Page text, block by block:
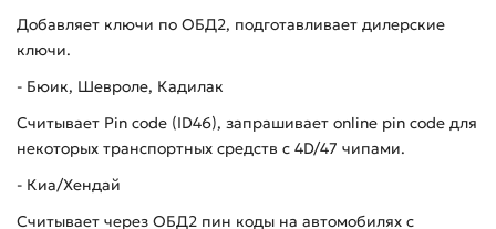
Добавляет ключи по ОБД2, подготавливает дилерские
ключи.
- Бюик, Шевроле, Кадилак
Считывает Pin code (ID46), запрашивает online pin code для
некоторых транспортных средств с 4D/47 чипами.
- Киа/Хендай
Считывает через ОБД2 пин коды на автомобилях с